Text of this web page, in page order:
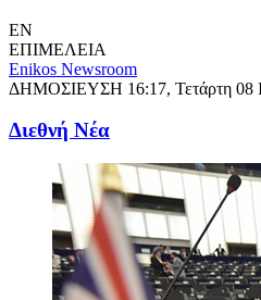
EN
ΕΠΙΜΕΛΕΙΑ
Enikos Newsroom
ΔΗΜΟΣΙΕΥΣΗ 16:17, Τετάρτη 08
Διεθνή Νέα